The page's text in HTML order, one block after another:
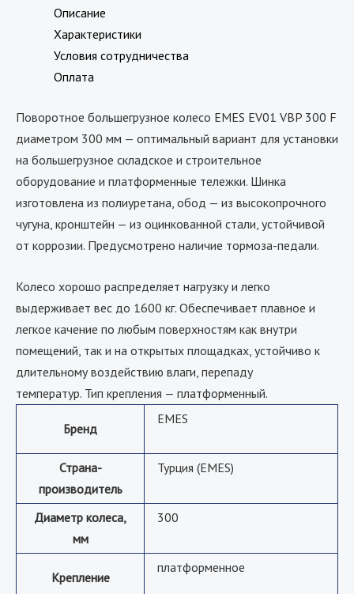
Описание
Характеристики
Условия сотрудничества
Оплата
Поворотное большегрузное колесо EMES EV01 VBP 300 F
диаметром 300 мм — оптимальный вариант для установки
на большегрузное складское и строительное
оборудование и платформенные тележки. Шинка
изготовлена из полиуретана, обод — из высокопрочного
чугуна, кронштейн — из оцинкованной стали, устойчивой
от коррозии. Предусмотрено наличие тормоза-педали.
Колесо хорошо распределяет нагрузку и легко
выдерживает вес до 1600 кг. Обеспечивает плавное и
легкое качение по любым поверхностям как внутри
помещений, так и на открытых площадках, устойчиво к
длительному воздействию влаги, перепаду
температур. Тип крепления — платформенный.
Бренд
EMES
Страна-
производитель
Турция (EMES)
Диаметр колеса,
мм
300
Крепление
платформенное